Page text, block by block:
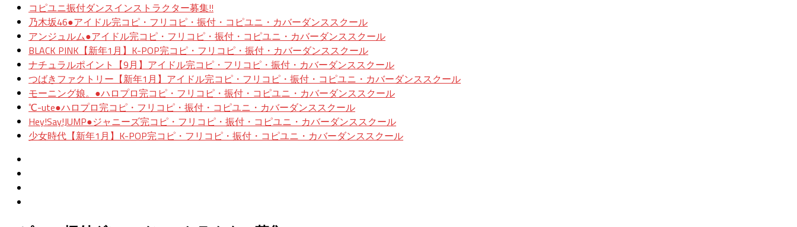
コピユニ振付ダンスインストラクター募集!!
乃木坂46●アイドル完コピ・フリコピ・振付・コピユニ・カバーダンススクール
アンジュルム●アイドル完コピ・フリコピ・振付・コピユニ・カバーダンススクール
BLACK PINK【新年1月】K-POP完コピ・フリコピ・振付・カバーダンススクール
ナチュラルポイント【9月】アイドル完コピ・フリコピ・振付・カバーダンススクール
つばきファクトリー【新年1月】アイドル完コピ・フリコピ・振付・コピユニ・カバーダンススクール
モーニング娘。●ハロプロ完コピ・フリコピ・振付・コピユニ・カバーダンススクール
℃-ute●ハロプロ完コピ・フリコピ・振付・コピユニ・カバーダンススクール
Hey!Say!JUMP●ジャニーズ完コピ・フリコピ・振付・コピユニ・カバーダンススクール
少女時代【新年1月】K-POP完コピ・フリコピ・振付・コピユニ・カバーダンススクール